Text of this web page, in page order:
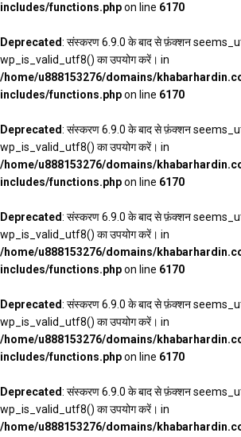
includes/functions.phpon line 6170
Deprecated: संस्करण 6.9.0 के बाद से फ़ंक्शन
wp_is_valid_utf8() का उपयोग करें। in
/home/u888153276/domains/
includes/functions.phpon line 6170
Deprecated: संस्करण 6.9.0 के बाद से फ़ंक्शन
wp_is_valid_utf8() का उपयोग करें। in
/home/u888153276/domains/
includes/functions.phpon line 6170
Deprecated: संस्करण 6.9.0 के बाद से फ़ंक्शन
wp_is_valid_utf8() का उपयोग करें। in
/home/u888153276/domains/
includes/functions.phpon line 6170
Deprecated: संस्करण 6.9.0 के बाद से फ़ंक्शन
wp_is_valid_utf8() का उपयोग करें। in
/home/u888153276/domains/
includes/functions.phpon line 6170
Deprecated: संस्करण 6.9.0 के बाद से फ़ंक्शन
wp_is_valid_utf8() का उपयोग करें। in
/home/u888153276/domains/